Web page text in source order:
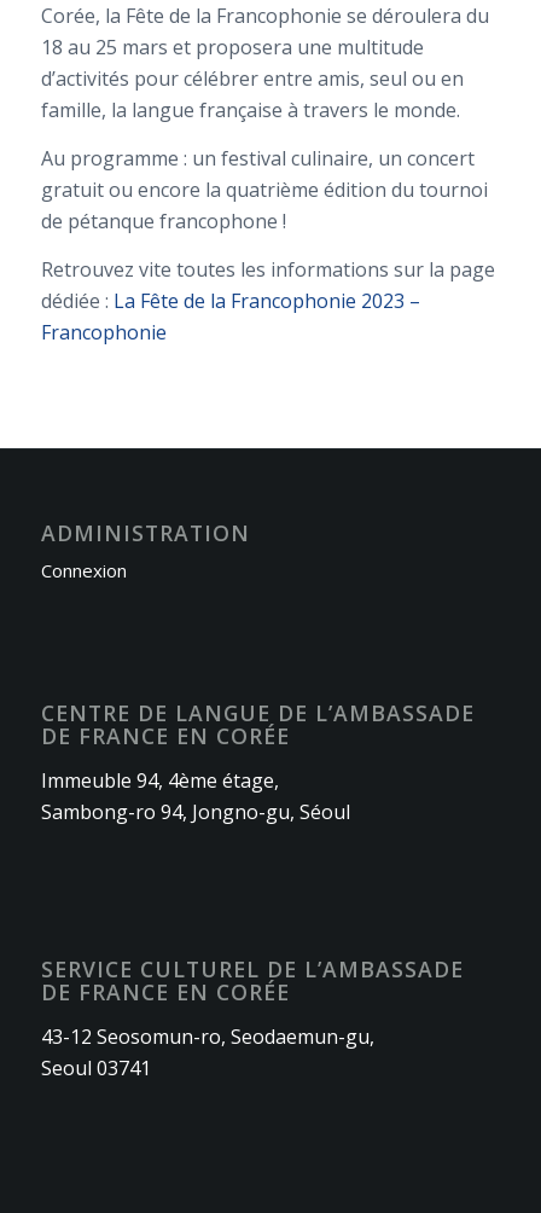
Corée, la Fête de la Francophonie se déroulera du
18 au 25 mars et proposera une multitude
d’activités pour célébrer entre amis, seul ou en
famille, la langue française à travers le monde.
Au programme : un festival culinaire, un concert
gratuit ou encore la quatrième édition du tournoi
de pétanque francophone !
Retrouvez vite toutes les informations sur la page
dédiée : La Fête de la Francophonie 2023 –
Francophonie
ADMINISTRATION
Connexion
CENTRE DE LANGUE DE L’AMBASSADE
DE FRANCE EN CORÉE
Immeuble 94, 4ème étage,
Sambong-ro 94, Jongno-gu, Séoul
SERVICE CULTUREL DE L’AMBASSADE
DE FRANCE EN CORÉE
43-12 Seosomun-ro, Seodaemun-gu,
Seoul 03741